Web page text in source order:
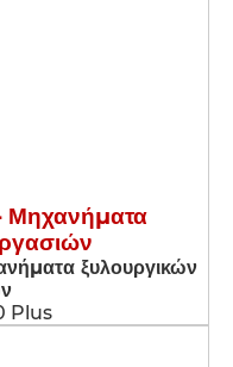
Μηχανήματα
ξυλουργικών
Plus